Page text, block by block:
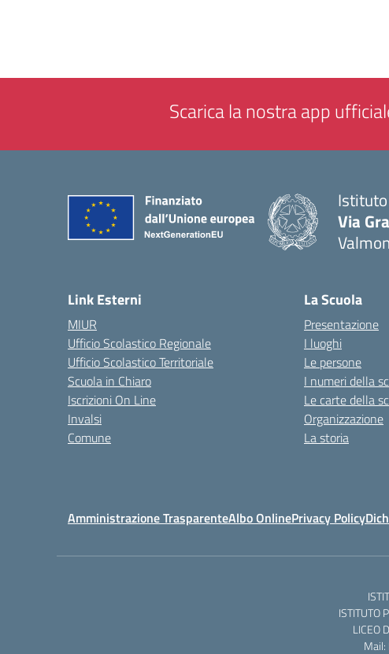
Scarica la nostra app
Via
Link Esterni
MIUR
Ufficio Scolastico Regionale
Ufficio Scolastico Territoriale
Scuola in Chiaro
Iscrizioni On Line
Invalsi
Comune
La Scuola
Presentazione
I luoghi
Le persone
I numeri della
Le carte della
Organizzazione
La storia
Amministrazione TrasparenteAlbo OnlinePrivacy Policy
ISTITUTO
LICEO